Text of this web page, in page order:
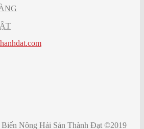
Nông Hải Sản Thành Đạt ©2019